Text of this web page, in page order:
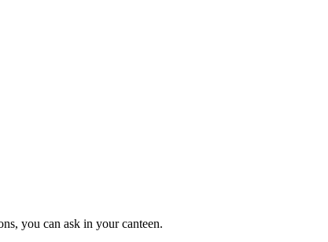
you can ask in your canteen.